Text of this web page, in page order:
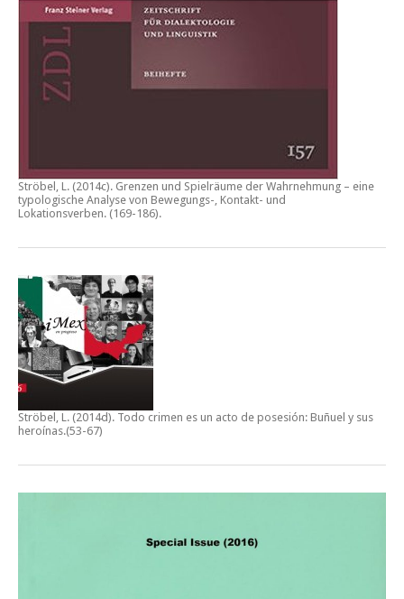
Ströbel, L. (2014c). Grenzen und Spielräume der Wahrnehmung – eine
typologische Analyse von Bewegungs-, Kontakt- und
Lokationsverben. (169-186).
Ströbel, L. (2014d). Todo crimen es un acto de posesión: Buñuel y sus
heroínas.(53-67)